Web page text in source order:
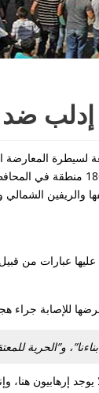
ضد
المعارضة
والريفين
عبارات من
للإصابة جراء
و”الحرية
إرهابيون